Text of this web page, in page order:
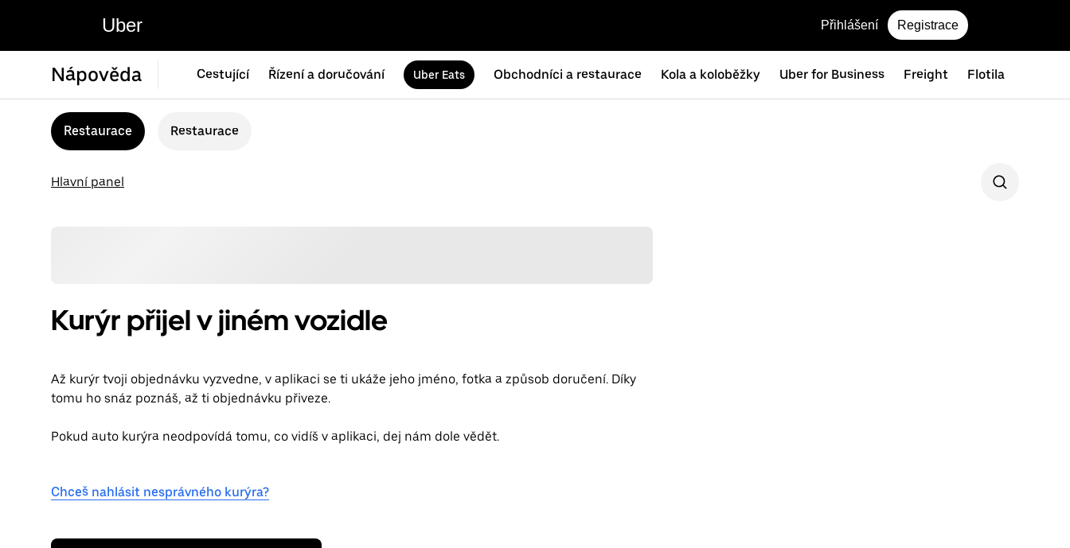
Uber Přihlášení Registrace
Nápověda Cestující Řízení a doručování Uber Eats Obchodníci a restaurace Kola a koloběžky Uber for Business Freight Flotila
Restaurace Restaurace
Hlavní panel
Kurýr přijel v jiném vozidle
Až kurýr tvoji objednávku vyzvedne, v aplikaci se ti ukáže jeho jméno, fotka a způsob doručení. Díky
tomu ho snáz poznáš, až ti objednávku přiveze.
Pokud auto kurýra neodpovídá tomu, co vidíš v aplikaci, dej nám dole vědět.
Chceš nahlásit nesprávného kurýra?